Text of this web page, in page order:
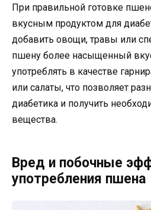
При правильной готовке
вкусным продуктом для
добавить овощи, травы или
пшену более насыщенный
употреблять в качестве
или салаты, что позволяет
диабетика и получить
вещества.
Вред и побочные
употребления пшена